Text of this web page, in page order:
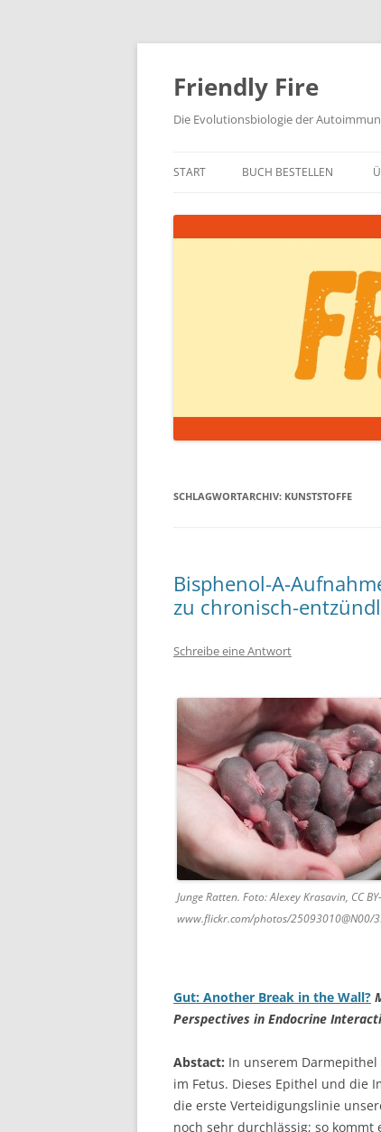
Zum
springen
Friendly Fire
Die Evolutionsbiologie der
START BUCH BESTELLEN
SCHLAGWORTARCHIV: KUNSTSTOFFE
Bisphenol-A-
zu chronisch-
Schreibe eine Antwort
Junge Ratten. Foto: Alexey Krasavin, CC
www.flickr.com/photos/25093010@N00/
Gut: Another Break in the Wall?
Perspectives in Endocrine
Abstact: In unserem
im Fetus. Dieses Epithel und die
die erste Verteidigungslinie
noch sehr durchlässig; so